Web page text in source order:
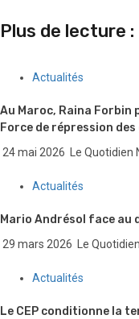
Plus de lecture :
Actualités
Au Maroc, Raina Forbin
Force de répression
24 mai 2026 Le Quotidien
Actualités
Mario Andrésol face au
29 mars 2026 Le
Actualités
Le CEP conditionne la